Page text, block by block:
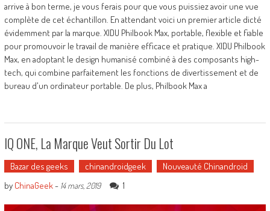
arrive à bon terme, je vous ferais pour que vous puissiez avoir une vue
complète de cet échantillon. En attendant voici un premier article dicté
évidemment par la marque. XIDU Philbook Max, portable, flexible et fiable
pour promouvoir le travail de manière efficace et pratique. XIDU Philbook
Max, en adoptant le design humanisé combiné à des composants high-
tech, qui combine parfaitement les fonctions de divertissement et de
bureau d'un ordinateur portable. De plus, Philbook Max a
IQ ONE, La Marque Veut Sortir Du Lot
Bazar des geeks chinandroidgeek
Nouveauté Chinandroid
by ChinaGeek- 14 mars, 2019 1